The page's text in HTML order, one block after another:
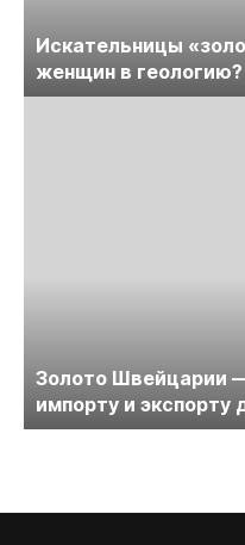
Искательницы
женщин в геологию?
Золото Швейцарии
импорту и экспорту